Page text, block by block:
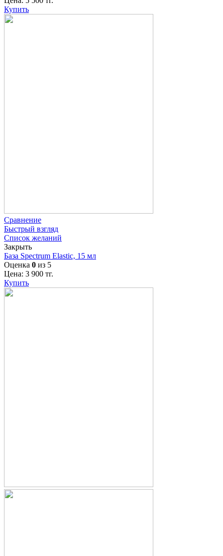
Купить
Сравнение
Быстрый взгляд
Список желаний
Закрыть
База Spectrum Elastic, 15 мл
Оценка 0 из 5
Цена: 3 900 тг.
Купить